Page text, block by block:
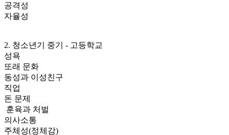
공격성
자율성
2. 청소년기 중기 - 고등학교
성욕
또래 문화
동성과 이성친구
직업
돈 문제
훈육과 처벌
의사소통
주체성(정체감)